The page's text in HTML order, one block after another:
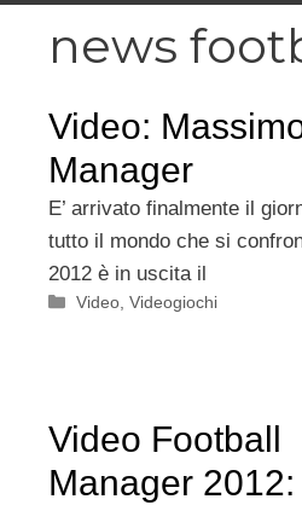
news
Video:
Manager
E’ arrivato finalmente il
tutto il mondo che si
2012 è in uscita il
Categorie
Video ,Videogiochi
Video Football
Manager 2012: